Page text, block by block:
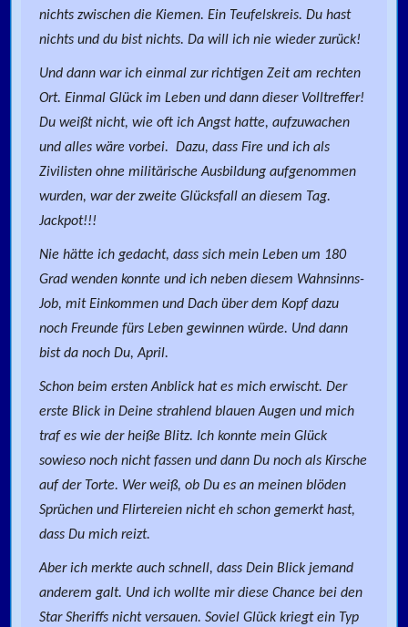
nichts zwischen die Kiemen. Ein Teufelskreis. Du hast
nichts und du bist nichts. Da will ich nie wieder zurück!
Und dann war ich einmal zur richtigen Zeit am rechten
Ort. Einmal Glück im Leben und dann dieser Volltreffer!
Du weißt nicht, wie oft ich Angst hatte, aufzuwachen
und alles wäre vorbei. Dazu, dass Fire und ich als
Zivilisten ohne militärische Ausbildung aufgenommen
wurden, war der zweite Glücksfall an diesem Tag.
Jackpot!!!
Nie hätte ich gedacht, dass sich mein Leben um 180
Grad wenden konnte und ich neben diesem Wahnsinns-
Job, mit Einkommen und Dach über dem Kopf dazu
noch Freunde fürs Leben gewinnen würde. Und dann
bist da noch Du, April.
Schon beim ersten Anblick hat es mich erwischt. Der
erste Blick in Deine strahlend blauen Augen und mich
traf es wie der heiße Blitz. Ich konnte mein Glück
sowieso noch nicht fassen und dann Du noch als Kirsche
auf der Torte. Wer weiß, ob Du es an meinen blöden
Sprüchen und Flirtereien nicht eh schon gemerkt hast,
dass Du mich reizt.
Aber ich merkte auch schnell, dass Dein Blick jemand
anderem galt. Und ich wollte mir diese Chance bei den
Star Sheriffs nicht versauen. Soviel Glück kriegt ein Typ